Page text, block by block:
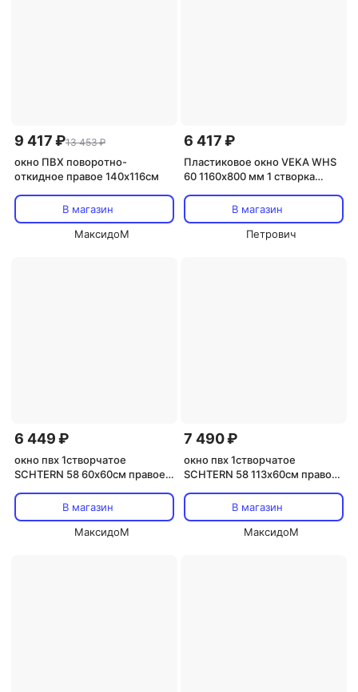
9 417 ₽13 453 ₽
окно ПВХ поворотно-
откидное правое 140х116см
В магазин
МаксидоМ
6 417 ₽
Пластиковое окно VEKA WHS
60 1160х800 мм 1 створка
В магазин
Петрович
6 449 ₽
окно пвх 1створчатое
SСHTERN 58 60х60см правое
В магазин
МаксидоМ
7 490 ₽
окно пвх 1створчатое
SСHTERN 58 113х60см правое
В магазин
МаксидоМ